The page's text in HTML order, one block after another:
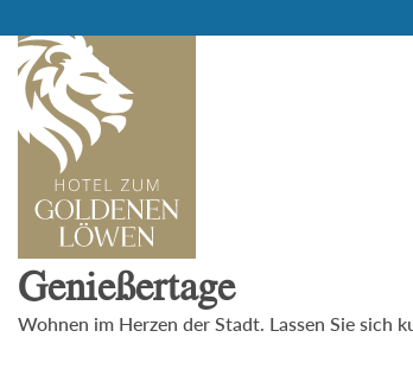
to
content
Genießertage
Wohnen im Herzen der Stadt. Lassen Sie sich